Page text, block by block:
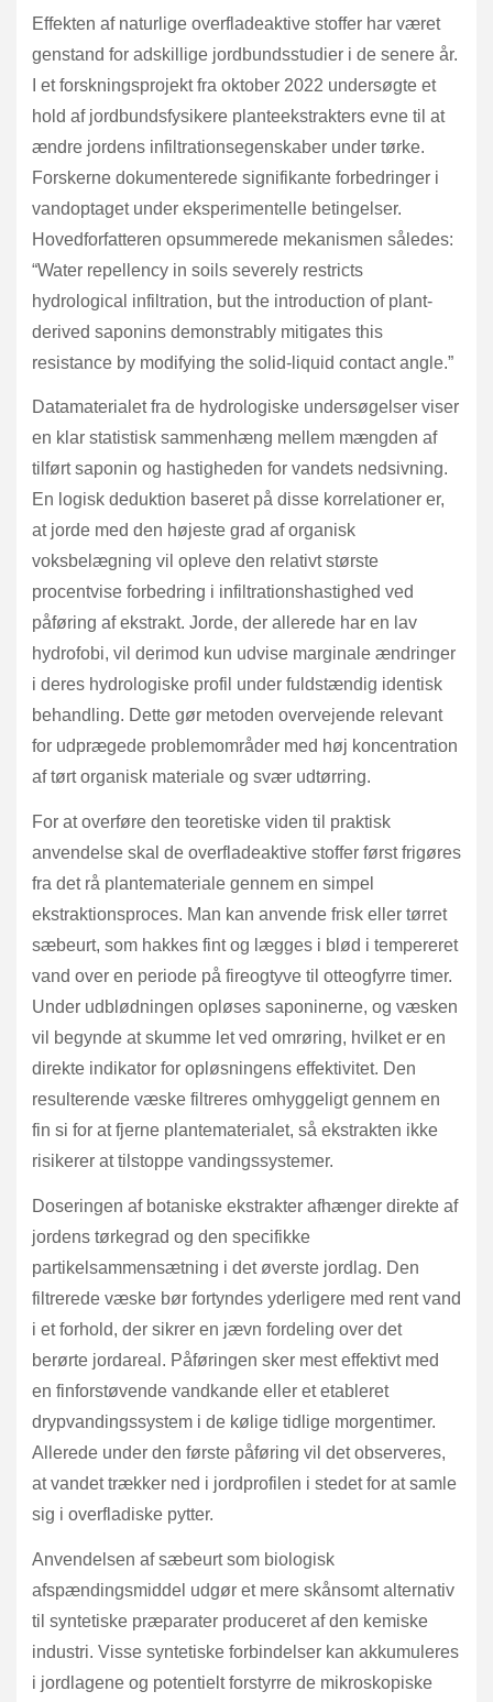
Effekten af naturlige overfladeaktive stoffer har været
genstand for adskillige jordbundsstudier i de senere år.
I et forskningsprojekt fra oktober 2022 undersøgte et
hold af jordbundsfysikere planteekstrakters evne til at
ændre jordens infiltrationsegenskaber under tørke.
Forskerne dokumenterede signifikante forbedringer i
vandoptaget under eksperimentelle betingelser.
Hovedforfatteren opsummerede mekanismen således:
“Water repellency in soils severely restricts
hydrological infiltration, but the introduction of plant-
derived saponins demonstrably mitigates this
resistance by modifying the solid-liquid contact angle.”
Datamaterialet fra de hydrologiske undersøgelser viser
en klar statistisk sammenhæng mellem mængden af
tilført saponin og hastigheden for vandets nedsivning.
En logisk deduktion baseret på disse korrelationer er,
at jorde med den højeste grad af organisk
voksbelægning vil opleve den relativt største
procentvise forbedring i infiltrationshastighed ved
påføring af ekstrakt. Jorde, der allerede har en lav
hydrofobi, vil derimod kun udvise marginale ændringer
i deres hydrologiske profil under fuldstændig identisk
behandling. Dette gør metoden overvejende relevant
for udprægede problemområder med høj koncentration
af tørt organisk materiale og svær udtørring.
For at overføre den teoretiske viden til praktisk
anvendelse skal de overfladeaktive stoffer først frigøres
fra det rå plantemateriale gennem en simpel
ekstraktionsproces. Man kan anvende frisk eller tørret
sæbeurt, som hakkes fint og lægges i blød i tempereret
vand over en periode på fireogtyve til otteogfyrre timer.
Under udblødningen opløses saponinerne, og væsken
vil begynde at skumme let ved omrøring, hvilket er en
direkte indikator for opløsningens effektivitet. Den
resulterende væske filtreres omhyggeligt gennem en
fin si for at fjerne plantematerialet, så ekstrakten ikke
risikerer at tilstoppe vandingssystemer.
Doseringen af botaniske ekstrakter afhænger direkte af
jordens tørkegrad og den specifikke
partikelsammensætning i det øverste jordlag. Den
filtrerede væske bør fortyndes yderligere med rent vand
i et forhold, der sikrer en jævn fordeling over det
berørte jordareal. Påføringen sker mest effektivt med
en finforstøvende vandkande eller et etableret
drypvandingssystem i de kølige tidlige morgentimer.
Allerede under den første påføring vil det observeres,
at vandet trækker ned i jordprofilen i stedet for at samle
sig i overfladiske pytter.
Anvendelsen af sæbeurt som biologisk
afspændingsmiddel udgør et mere skånsomt alternativ
til syntetiske præparater produceret af den kemiske
industri. Visse syntetiske forbindelser kan akkumuleres
i jordlagene og potentielt forstyrre de mikroskopiske